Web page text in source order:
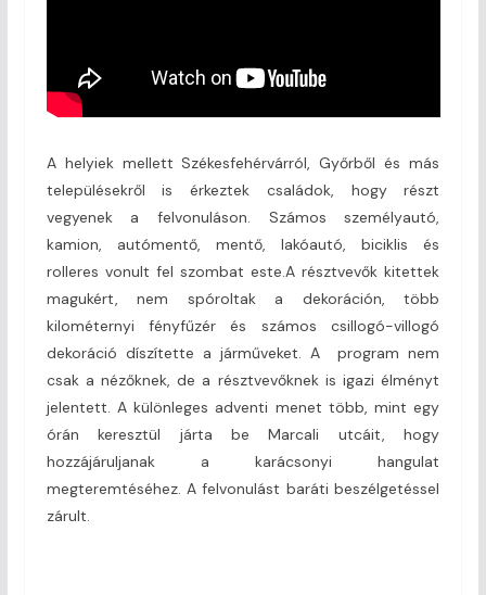
A helyiek mellett Székesfehérvárról, Győrből és más
településekről is érkeztek családok, hogy részt
vegyenek a felvonuláson. Számos személyautó,
kamion, autómentő, mentő, lakóautó, biciklis és
rolleres vonult fel szombat este.A résztvevők kitettek
magukért, nem spóroltak a dekoráción, több
kilométernyi fényfűzér és számos csillogó-villogó
dekoráció díszítette a járműveket. A program nem
csak a nézőknek, de a résztvevőknek is igazi élményt
jelentett. A különleges adventi menet több, mint egy
órán keresztül járta be Marcali utcáit, hogy
hozzájáruljanak a karácsonyi hangulat
megteremtéséhez. A felvonulást baráti beszélgetéssel
zárult.